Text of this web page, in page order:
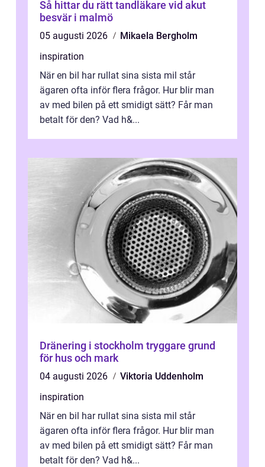
Så hittar du rätt tandläkare vid akut
besvär i malmö
05 augusti 2026
Mikaela Bergholm
inspiration
När en bil har rullat sina sista mil står
ägaren ofta inför flera frågor. Hur blir man
av med bilen på ett smidigt sätt? Får man
betalt för den? Vad h&...
Dränering i stockholm tryggare grund
för hus och mark
04 augusti 2026
Viktoria Uddenholm
inspiration
När en bil har rullat sina sista mil står
ägaren ofta inför flera frågor. Hur blir man
av med bilen på ett smidigt sätt? Får man
betalt för den? Vad h&...